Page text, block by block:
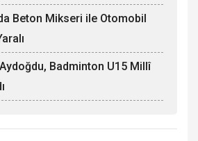
Beton Mikseri ile Otomobil
Badminton U15 Millî